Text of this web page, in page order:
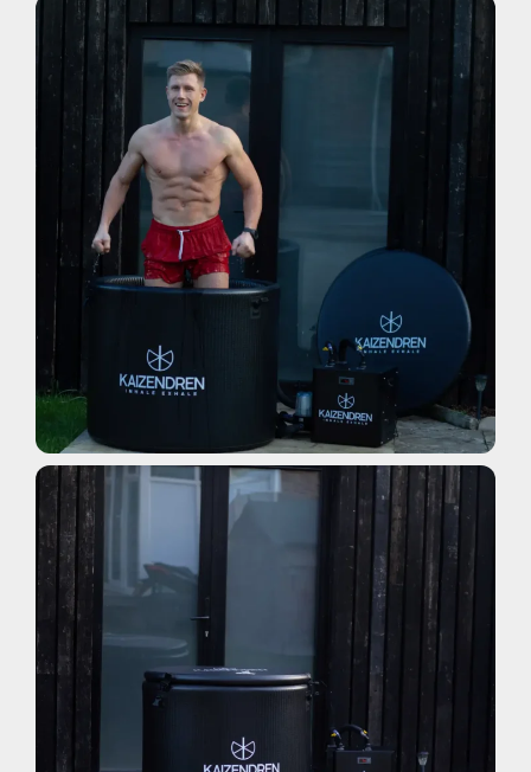
Bagni Di Ghiaccio
Pacchetti Per Bagno Di Ghiaccio